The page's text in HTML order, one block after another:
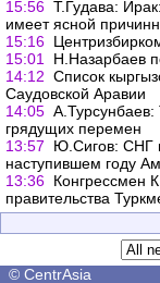
15:56 Т.Гудава:
имеет ясной
15:16
15:01
Н.Назарбаев
14:12 Список
Саудовской Аравии
14:05
грядущих перемен
13:57
Ю.Сигов: СНГ
наступившем году
13:36 Конгрессмен
правительства
© CentrAsia